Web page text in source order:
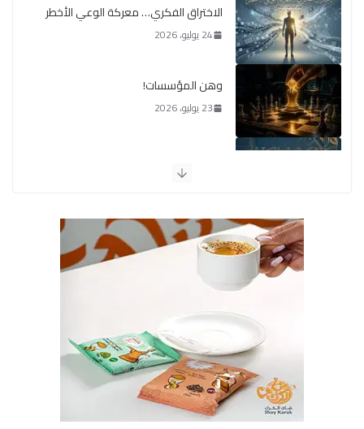
الاختراق الفكري… معركة الوعي الأخطر
24 يوليو، 2026
وهن المؤسسات!
23 يوليو، 2026
الوضع اليوم في الشرق الأوسط
6 أغسطس، 2026